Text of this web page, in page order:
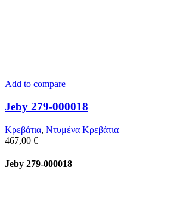
Add to compare
Jeby 279-000018
Κρεβάτια, Ντυμένα Κρεβάτια
467,00 €
Jeby 279-000018